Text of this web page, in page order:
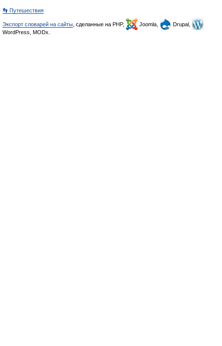
👣 Путешествия
Экспорт словарей на сайты , сделанные на PHP, Joomla,
Drupal,
WordPress, MODx.